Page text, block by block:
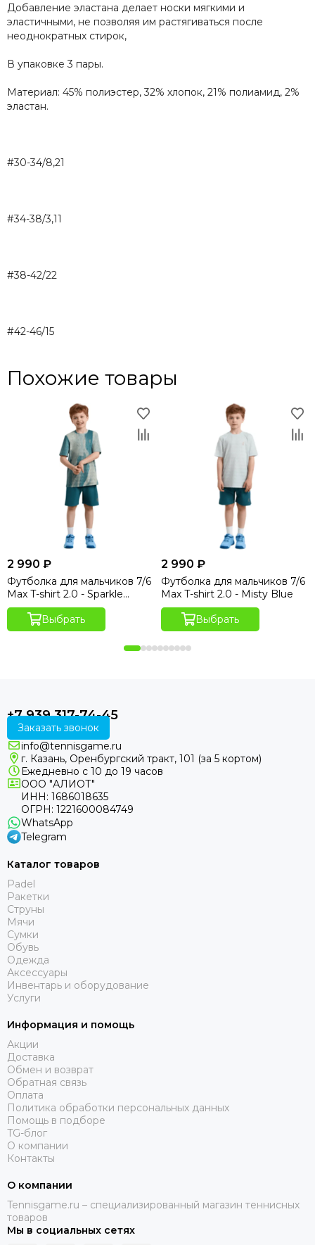
Добавление эластана делает носки мягкими и
эластичными, не позволяя им растягиваться после
неоднократных стирок,
В упаковке 3 пары.
Материал: 45% полиэстер, 32% хлопок, 21% полиамид, 2%
эластан.
#30-34/8,21
#34-38/3,11
#38-42/22
#42-46/15
Похожие товары
2 990 ₽
Футболка для мальчиков 7/6
Max T-shirt 2.0 - Sparkle
Hydro Print
Выбрать
2 990 ₽
Футболка для мальчиков 7/6
Max T-shirt 2.0 - Misty Blue
Выбрать
+7 939 317-74-45
Заказать звонок
info@tennisgame.ru
г. Казань, Оренбургский тракт, 101 (за 5 кортом)
Ежедневно с 10 до 19 часов
ООО "АЛИОТ"
ИНН: 1686018635
ОГРН: 1221600084749
WhatsApp
Telegram
Каталог товаров
Padel
Ракетки
Струны
Мячи
Сумки
Обувь
Одежда
Аксессуары
Инвентарь и оборудование
Услуги
Информация и помощь
Акции
Доставка
Обмен и возврат
Обратная связь
Оплата
Политика обработки персональных данных
Помощь в подборе
TG-блог
О компании
Контакты
О компании
Tennisgame.ru – специализированный магазин теннисных
товаров
Мы в социальных сетях